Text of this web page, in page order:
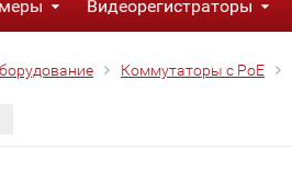
Видеорегистраторы
Коммутаторы с PoE